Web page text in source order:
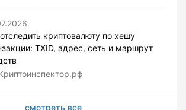
криптовалюту по хешу
TXID, адрес, сеть и маршрут
смотреть все